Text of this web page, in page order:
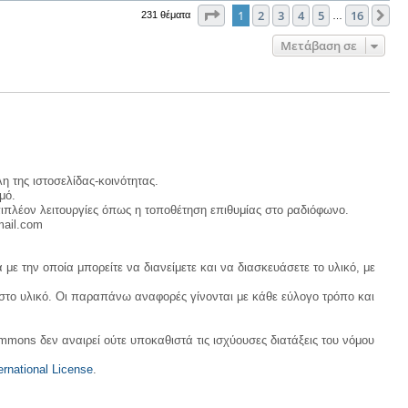
231 θέματα Σελίδα1 από 16
1 2 3 4 5 16
Μετάβαση σε
ιστοσελίδας-κοινότητας.
λειτουργίες όπως η τοποθέτηση επιθυμίας στο ραδιόφωνο.
οποία μπορείτε να διανείμετε και να διασκευάσετε το υλικό, με
υλικό. Οι παραπάνω αναφορές γίνονται με κάθε εύλογο τρόπο και
δεν αναιρεί ούτε υποκαθιστά τις ισχύουσες διατάξεις του νόμου
License.